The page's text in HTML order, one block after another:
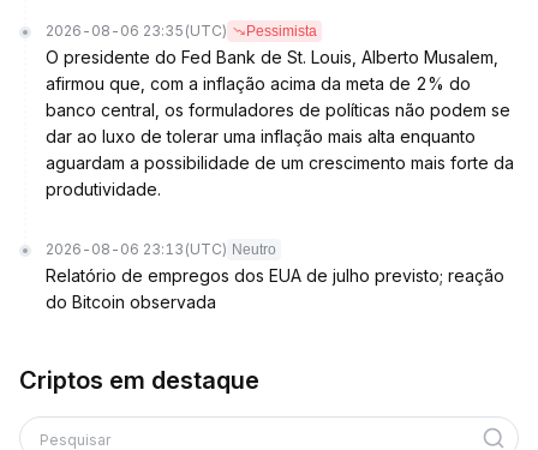
2026-08-06 23:35 (UTC) Pessimista
O presidente do Fed Bank de St. Louis, Alberto Musalem,
afirmou que, com a inflação acima da meta de 2% do
banco central, os formuladores de políticas não podem se
dar ao luxo de tolerar uma inflação mais alta enquanto
aguardam a possibilidade de um crescimento mais forte da
produtividade.
2026-08-06 23:13 (UTC) Neutro
Relatório de empregos dos EUA de julho previsto; reação
do Bitcoin observada
Criptos em destaque
Pesquisar